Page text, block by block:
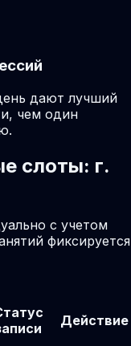
дают лучший
чем один
слоты: г.
с учетом
фиксируется
Действие